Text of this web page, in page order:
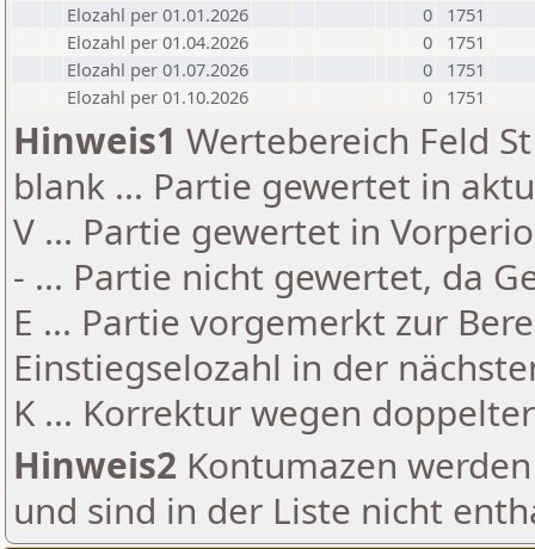
Elozahl per 01.01.2026
0
1751
Elozahl per 01.04.2026
0
1751
Elozahl per 01.07.2026
0
1751
Elozahl per 01.10.2026
0 1751
Hinweis1 Wertebereich Feld
blank ... Partie gewertet in
V ... Partie gewertet in
- ... Partie nicht gewertet, da
E ... Partie vorgemerkt zur
Einstiegselozahl in der
K ... Korrektur wegen
Hinweis2 Kontumazen
und sind in der Liste nicht